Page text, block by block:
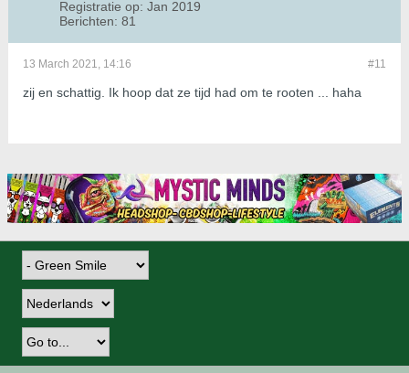
Registratie op: Jan 2019
Berichten: 81
#11
13 March 2021, 14:16
zij en schattig. Ik hoop dat ze tijd had om te rooten ... haha